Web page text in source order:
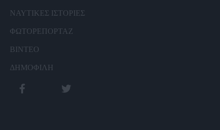
ΝΑΥΤΙΚΕΣ ΙΣΤΟΡΙΕΣ
ΦΩΤΟΡΕΠΟΡΤΑΖ
ΒΙΝΤΕΟ
ΔΗΜΟΦΙΛΗ